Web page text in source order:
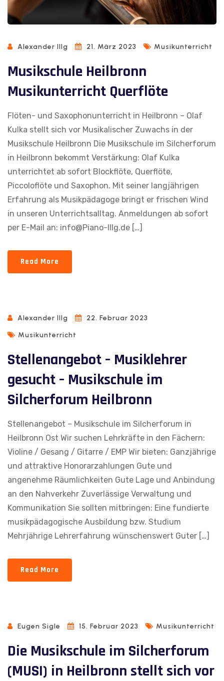
Alexander Illg 21. März 2023 Musikunterricht
Musikschule Heilbronn
Musikunterricht Querflöte
Flöten- und Saxophonunterricht in Heilbronn – Olaf
Kulka stellt sich vor Musikalischer Zuwachs in der
Musikschule Heilbronn Die Musikschule im Silcherforum
in Heilbronn bekommt Verstärkung: Olaf Kulka
unterrichtet ab sofort Blockflöte, Querflöte,
Piccoloflöte und Saxophon. Mit seiner langjährigen
Erfahrung als Musikpädagoge bringt er frischen Wind
in unseren Unterrichtsalltag. Anmeldungen ab sofort
per E-Mail an: info@Piano-Illg.de […]
Read More
Alexander Illg
22. Februar 2023
Musikunterricht
Stellenangebot – Musiklehrer
gesucht – Musikschule im
Silcherforum Heilbronn
Stellenangebot – Musikschule im Silcherforum in
Heilbronn Ost Wir suchen Lehrkräfte in den Fächern:
Violine / Gesang / Gitarre / EMP Wir bieten: Ganzjährige
und attraktive Honorarzahlungen Gute und
angenehme Räumlichkeiten Gute Lage und Anbindung
an den Nahverkehr Zuverlässige Verwaltung und
Kommunikation Sie sollten mitbringen: Eine fundierte
musikpädagogische Ausbildung bzw. Studium
Mehrjährige Lehrerfahrung wünschenswert Guter […]
Read More
Eugen Sigle 15. Februar 2023 Musikunterricht
Die Musikschule im Silcherforum
(MUSI) in Heilbronn stellt sich vor